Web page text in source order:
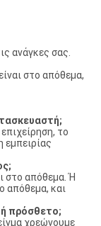
ανάγκες σας.
στο απόθεμα,
το
εμπειρίας
στο απόθεμα. Ή
απόθεμα, και
ή πρόσθετο;
χρεώνουμε